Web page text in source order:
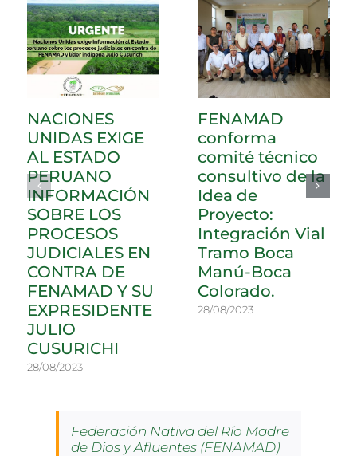
NACIONES
UNIDAS EXIGE
AL ESTADO
PERUANO
INFORMACIÓN
SOBRE LOS
PROCESOS
JUDICIALES EN
CONTRA DE
FENAMAD Y SU
EXPRESIDENTE
JULIO
CUSURICHI
28/08/2023
FENAMAD
conforma
comité técnico
consultivo de la
Idea de
Proyecto:
Integración Vial
Tramo Boca
Manú-Boca
Colorado.
28/08/2023
Federación Nativa del Río Madre
de Dios y Afluentes (FENAMAD)